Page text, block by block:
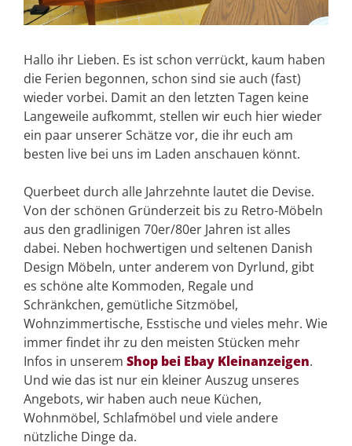
Hallo ihr Lieben. Es ist schon verrückt, kaum haben
die Ferien begonnen, schon sind sie auch (fast)
wieder vorbei. Damit an den letzten Tagen keine
Langeweile aufkommt, stellen wir euch hier wieder
ein paar unserer Schätze vor, die ihr euch am
besten live bei uns im Laden anschauen könnt.
Querbeet durch alle Jahrzehnte lautet die Devise.
Von der schönen Gründerzeit bis zu Retro-Möbeln
aus den gradlinigen 70er/80er Jahren ist alles
dabei. Neben hochwertigen und seltenen Danish
Design Möbeln, unter anderem von Dyrlund, gibt
es schöne alte Kommoden, Regale und
Schränkchen, gemütliche Sitzmöbel,
Wohnzimmertische, Esstische und vieles mehr. Wie
immer findet ihr zu den meisten Stücken mehr
Infos in unserem Shop bei Ebay Kleinanzeigen.
Und wie das ist nur ein kleiner Auszug unseres
Angebots, wir haben auch neue Küchen,
Wohnmöbel, Schlafmöbel und viele andere
nützliche Dinge da.